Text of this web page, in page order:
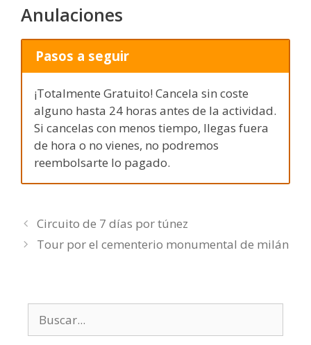
Anulaciones
Pasos a seguir
¡Totalmente Gratuito! Cancela sin coste
alguno hasta 24 horas antes de la actividad.
Si cancelas con menos tiempo, llegas fuera
de hora o no vienes, no podremos
reembolsarte lo pagado.
Circuito de 7 días por túnez
Tour por el cementerio monumental de milán